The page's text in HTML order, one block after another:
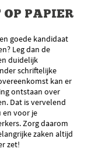
OP PAPIER
goede kandidaat
Leg dan de
duidelijk
schriftelijke
kan er
ontstaan over
Dat is vervelend
en voor je
Zorg daarom
zaken altijd
zet!